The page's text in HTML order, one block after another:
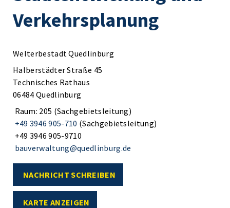
Verkehrsplanung
Welterbestadt Quedlinburg
Halberstädter Straße 45
Technisches Rathaus
06484 Quedlinburg
Raum: 205 (Sachgebietsleitung)
+49 3946 905-710 (Sachgebietsleitung)
+49 3946 905-9710
bauverwaltung@quedlinburg.de
NACHRICHT SCHREIBEN
KARTE ANZEIGEN